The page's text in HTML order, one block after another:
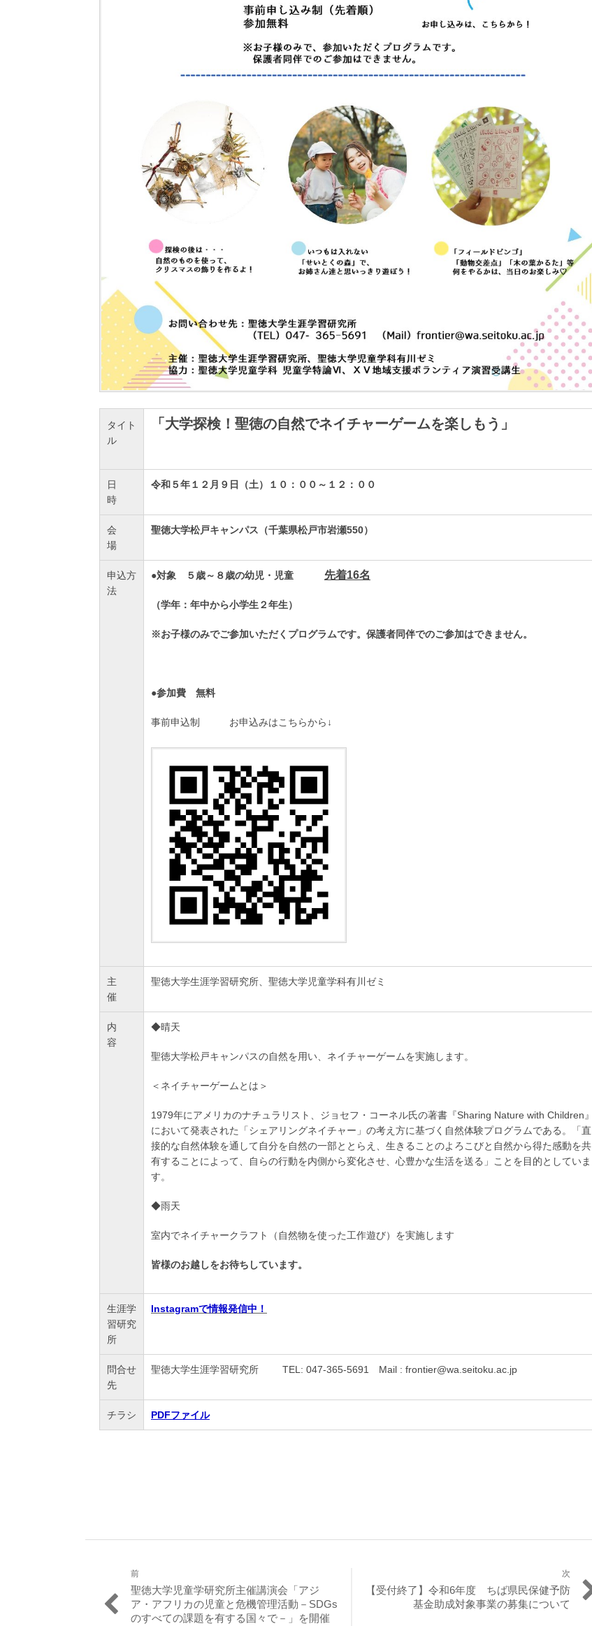
タイト
ル
「大学探検！聖徳の自然でネイチャーゲームを楽しもう」
日
時
令和５年１２月９日（土）１０：００～１２：００
会
場
聖徳大学松戸キャンパス（千葉県松戸市岩瀬550）
申込方
法
●対象 ５歳～８歳の幼児・児童 先着16名
（学年：年中から小学生２年生）
※お子様のみでご参加いただくプログラムです。保護者同伴でのご参加はできません。
●参加費 無料
事前申込制 お申込みはこちらから↓
主
催
聖徳大学生涯学習研究所、聖徳大学児童学科有川ゼミ
内
容
◆晴天
聖徳大学松戸キャンパスの自然を用い、ネイチャーゲームを実施します。
＜ネイチャーゲームとは＞
1979年にアメリカのナチュラリスト、ジョセフ・コーネル氏の著書『Sharing Nature with Children』
において発表された「シェアリングネイチャー」の考え方に基づく自然体験プログラムである。「直
接的な自然体験を通して自分を自然の一部ととらえ、生きることのよろこびと自然から得た感動を共
有することによって、自らの行動を内側から変化させ、心豊かな生活を送る」ことを目的としていま
す。
◆雨天
室内でネイチャークラフト（自然物を使った工作遊び）を実施します
皆様のお越しをお待ちしています。
生涯学
習研究
所
Instagramで情報発信中！
問合せ
先
聖徳大学生涯学習研究所 TEL: 047-365-5691 Mail : frontier@wa.seitoku.ac.jp
チラシ PDFファイル
稿
前
過
去
の
聖徳大学児童学研究所主催講演会「アジ
ア・アフリカの児童と危機管理活動－SDGs
のすべての課題を有する国々で－」を開催
次
【受付終了】令和6年度 ちば県民保健予防
基金助成対象事業の募集について